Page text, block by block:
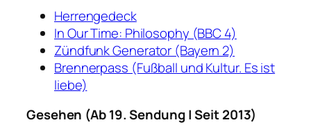
Herrengedeck
In Our Time: Philosophy (BBC 4)
Zündfunk Generator (Bayern 2)
Brennerpass (Fußball und Kultur. Es ist
liebe)
Gesehen (Ab 19. Sendung | Seit 2013)